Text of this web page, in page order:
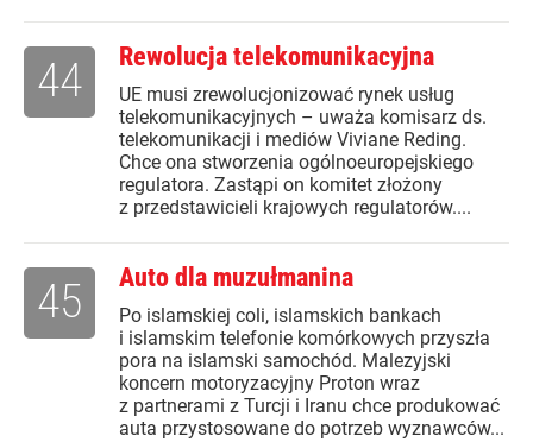
Rewolucja telekomunikacyjna
UE musi zrewolucjonizować rynek usług
telekomunikacyjnych – uważa komisarz ds.
telekomunikacji i mediów Viviane Reding.
Chce ona stworzenia ogólnoeuropejskiego
regulatora. Zastąpi on komitet złożony
z przedstawicieli krajowych regulatorów....
44
Auto dla muzułmanina
Po islamskiej coli, islamskich bankach
i islamskim telefonie komórkowych przyszła
pora na islamski samochód. Malezyjski
koncern motoryzacyjny Proton wraz
z partnerami z Turcji i Iranu chce produkować
auta przystosowane do potrzeb wyznawców...
45